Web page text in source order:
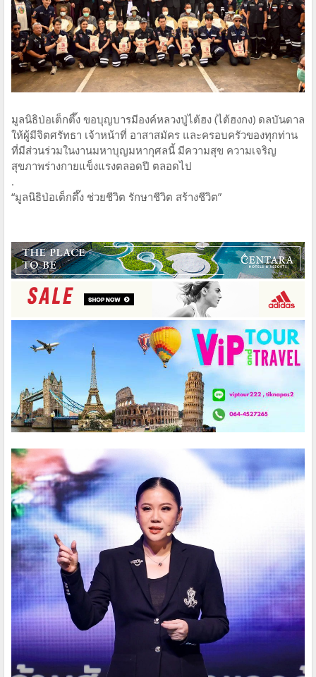
มูลนิธิป่อเต็กตึ๊ง ขอบุญบารมีองค์หลวงปู่ไต้ฮง (ไต้ฮงกง) ดลบันดาล
ให้ผู้มีจิตศรัทธา เจ้าหน้าที่ อาสาสมัคร และครอบครัวของทุกท่าน
ที่มีส่วนร่วมในงานมหาบุญมหากุศลนี้ มีความสุข ความเจริญ
สุขภาพร่างกายแข็งแรงตลอดปี ตลอดไป
.
“มูลนิธิป่อเต็กตึ๊ง ช่วยชีวิต รักษาชีวิต สร้างชีวิต”